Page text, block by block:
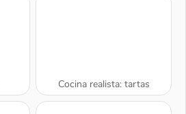
Cocina realista: tartas